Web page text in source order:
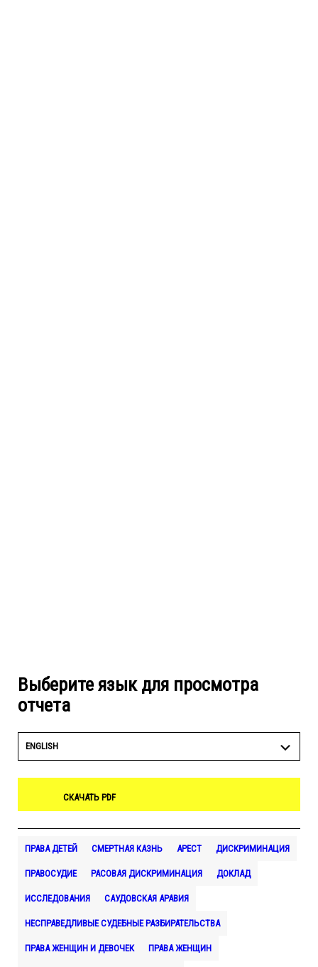
Выберите язык для просмотра
отчета
ENGLISH
СКАЧАТЬ PDF
ПРАВА ДЕТЕЙ СМЕРТНАЯ КАЗНЬ АРЕСТ ДИСКРИМИНАЦИЯ
ПРАВОСУДИЕ РАСОВАЯ ДИСКРИМИНАЦИЯ ДОКЛАД
ИССЛЕДОВАНИЯ САУДОВСКАЯ АРАВИЯ
НЕСПРАВЕДЛИВЫЕ СУДЕБНЫЕ РАЗБИРАТЕЛЬСТВА
ПРАВА ЖЕНЩИН И ДЕВОЧЕК ПРАВА ЖЕНЩИН